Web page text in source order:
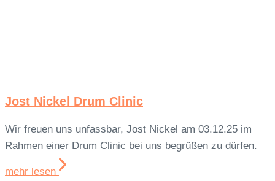
Jost Nickel Drum Clinic
Wir freuen uns unfassbar, Jost Nickel am 03.12.25 im
Rahmen einer Drum Clinic bei uns begrüßen zu dürfen.
mehr lesen